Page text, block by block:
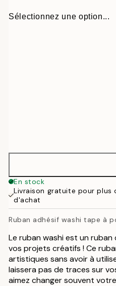
Sélectionnez une option...
En stock
Livraison gratuite pour plus
d'achat
Ruban adhésif washi tape à
Le ruban washi est un
vos projets créatifs ! Ce
artistiques sans avoir à
laissera pas de traces sur
aimez changer souvent